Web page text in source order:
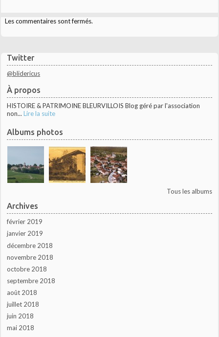
Twitter
@blidericus
À propos
HISTOIRE & PATRIMOINE BLEURVILLOIS Blog géré par l'association
non... Lire la suite
Albums photos
Tous les albums
Archives
février 2019
janvier 2019
décembre 2018
novembre 2018
octobre 2018
septembre 2018
août 2018
juillet 2018
juin 2018
mai 2018
Les commentaires sont fermés.